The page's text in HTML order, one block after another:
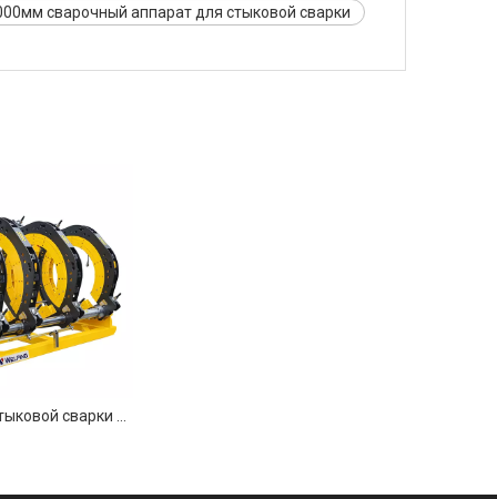
сварочный аппарат для стыковой сварки
Машина для стыковой сварки труб клея-расплава 1200 мм